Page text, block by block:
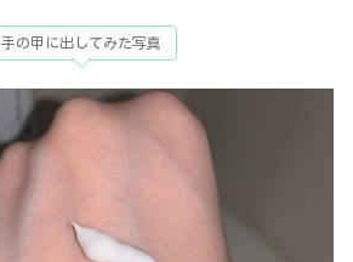
手の甲に出してみた写真